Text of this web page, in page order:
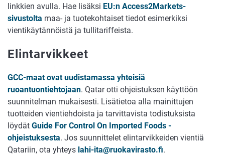
linkkien avulla. Hae lisäksi EU:n Access2Markets-
sivustolta maa- ja tuotekohtaiset tiedot esimerkiksi
vientikäytännöistä ja tullitariffeista.
Elintarvikkeet
GCC-maat ovat uudistamassa yhteisiä
ruoantuontiehtojaan. Qatar otti ohjeistuksen käyttöön
suunnitelman mukaisesti. Lisätietoa alla mainittujen
tuotteiden vientiehdoista ja tarvittavista todistuksista
löydät Guide For Control On Imported Foods -
ohjeistuksesta. Jos suunnittelet elintarvikkeiden vientiä
Qatariin, ota yhteys lahi-ita@ruokavirasto.fi.